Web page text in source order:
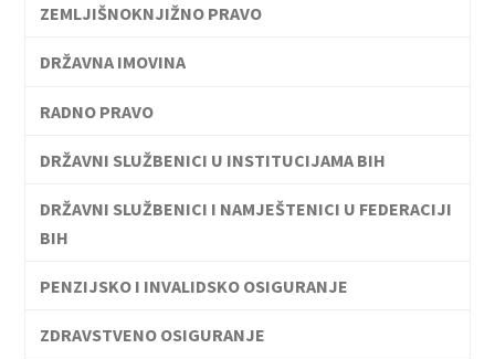
ZEMLJIŠNOKNJIŽNO PRAVO
DRŽAVNA IMOVINA
RADNO PRAVO
DRŽAVNI SLUŽBENICI U INSTITUCIJAMA BIH
DRŽAVNI SLUŽBENICI I NAMJEŠTENICI U FEDERACIJI
BIH
PENZIJSKO I INVALIDSKO OSIGURANJE
ZDRAVSTVENO OSIGURANJE